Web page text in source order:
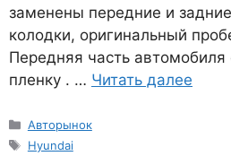
заменены передние и
колодки, оригинальный
Передняя часть автомобиля
пленку . … Читать далее
Рубрики
Авторынок
Метки
Hyundai